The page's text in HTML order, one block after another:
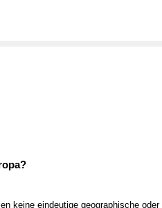
keine eindeutige geographische